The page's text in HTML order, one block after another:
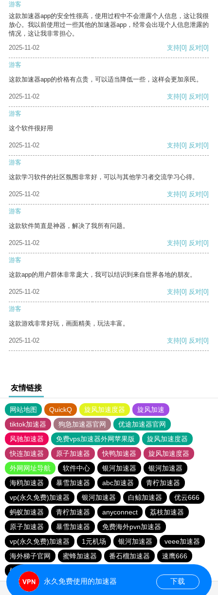
游客
这款加速器app的安全性很高，使用过程中不会泄露个人信息，这让我很
放心。我以前使用过一些其他的加速器app，经常会出现个人信息泄露的
情况，这让我非常担心。
2025-11-02
支持[0] 反对[0]
游客
这款加速器app的价格有点贵，可以适当降低一些，这样会更加亲民。
2025-11-02 支持[0] 反对[0]
游客
这个软件很好用
2025-11-02 支持[0] 反对[0]
游客
这款学习软件的社区氛围非常好，可以与其他学习者交流学习心得。
2025-11-02 支持[0] 反对[0]
游客
这款软件简直是神器，解决了我所有问题。
2025-11-02 支持[0] 反对[0]
游客
这款app的用户群体非常庞大，我可以结识到来自世界各地的朋友。
2025-11-02 支持[0] 反对[0]
游客
这款游戏非常好玩，画面精美，玩法丰富。
2025-11-02 支持[0] 反对[0]
友情链接
网站地图 QuickQ 旋风加速度器
旋风加速
tiktok加速器
狗急加速器官网
优途加速器官网
风驰加速器
免费vps加速器外网苹果版
旋风加速度器
快连加速器
原子加速器 快鸭加速器
旋风加速度器
外网网址导航
软件中心 银河加速器
银河加速器
海鸥加速器
暴雪加速器 abc加速器
青柠加速器
vp(永久免费)加速器
银河加速器 白鲸加速器
优云666
蚂蚁加速器
青柠加速器 anyconnect
荔枝加速器
原子加速器
暴雪加速器
免费海外pvn加速器
vp(永久免费)加速器
1元机场 银河加速器
veee加速器
海外梯子官网
蜜蜂加速器 番石榴加速器
速鹰666
银河加速器
永久免费使用的加速器 下载